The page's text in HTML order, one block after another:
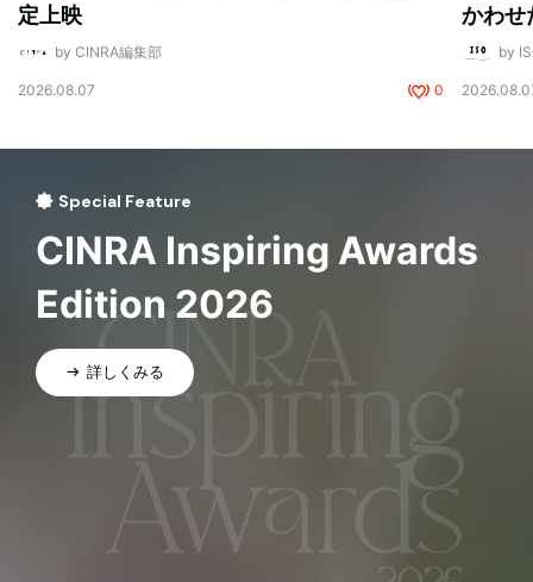
定上映
by CINRA編集部
2026.08.07 0
かわせ
by
Special Feature
CINRA Inspiring Awards
Edition 2026
詳しくみる